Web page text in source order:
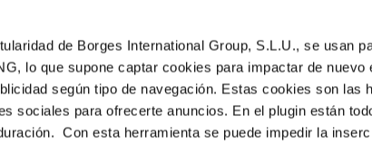
de Borges International Group, S.L.U., se usan
lo que supone captar cookies para impactar de nuevo
según tipo de navegación. Estas cookies son las
sociales para ofrecerte anuncios. En el plugin están
Con esta herramienta se puede impedir la